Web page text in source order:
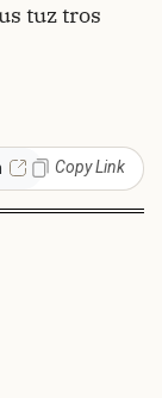
tuz tros
Copy Link